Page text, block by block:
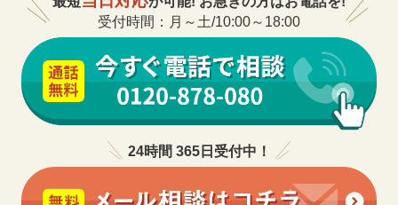
受付時間：月～土/10:00～18:00
24時間 365日受付中！